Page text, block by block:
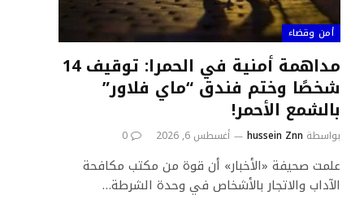
أمن وقضاء
مداهمة أمنية في الحمرا: توقيف 14
شخصًا وختم فندق “ماي فلاور”
بالشمع الأحمر!
بواسطة hussein Znn أغسطس 6, 2026 0
علمت صحيفة «الأخبار» أن قوة من مكتب مكافحة
الآداب والاتجار بالأشخاص في وحدة الشرطة…